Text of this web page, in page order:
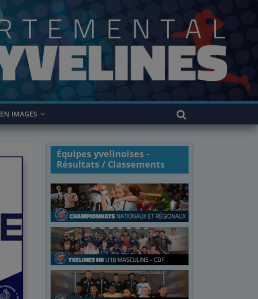
EN IMAGES
Équipes yvelinoises -
Résultats / Classements